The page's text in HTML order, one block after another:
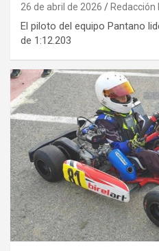
26 de abril de 2026 Redacción
El piloto del equipo Pantano
de 1:12.203